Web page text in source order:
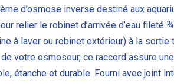
d’osmose inverse destiné aux
relier le robinet d’arrivée d’eau fileté
à laver ou robinet extérieur) à la sortie
votre osmoseur, ce raccord assure une
étanche et durable. Fourni avec joint